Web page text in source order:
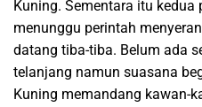
Kuning. Sementara itu
menunggu perintah
datang tiba-tiba. Belum ada
telanjang namun suasana
Kuning memandang kawan-